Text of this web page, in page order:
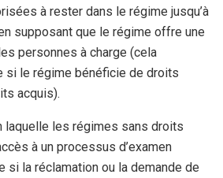
à rester dans le régime jusqu’à
supposant que le régime offre une
personnes à charge (cela
si le régime bénéficie de droits
acquis).
laquelle les régimes sans droits
à un processus d’examen
si la réclamation ou la demande de